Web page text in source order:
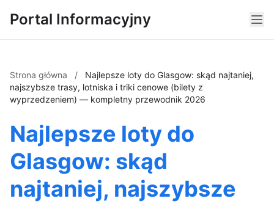
Portal Informacyjny
Strona główna /
Najlepsze loty do Glasgow: skąd najtaniej,
najszybsze trasy, lotniska i triki cenowe (bilety z
wyprzedzeniem) — kompletny przewodnik 2026
Najlepsze loty do
Glasgow: skąd
najtaniej, najszybsze